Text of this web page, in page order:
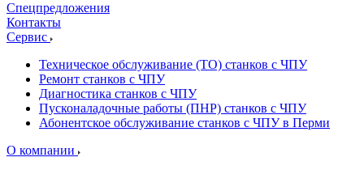
Спецпредложения
Контакты
Сервис
Техническое обслуживание (ТО) станков с ЧПУ
Ремонт станков с ЧПУ
Диагностика станков с ЧПУ
Пусконаладочные работы (ПНР) станков с ЧПУ
Абонентское обслуживание станков с ЧПУ в Перми
О компании